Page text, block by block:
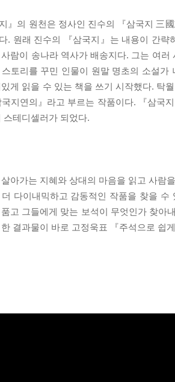
지』의 원천은 정사인 진수의 『삼국지 三
. 원래 진수의 『삼국지』는 내용이 간
람이 송나라 역사가 배송지다. 그는 여
스토리를 꾸민 인물이 원말 명초의 소설
게 읽을 수 있는 책을 쓰기 시작했다. 탁
지연의』라고 부르는 작품이다. 『삼국
스테디셀러가 되었다.
아가는 지혜와 상대의 마음을 읽고 사람
더 다이내믹하고 감동적인 작품을 찾을
고 그들에게 맞는 보석이 무엇인가 찾아
결과물이 바로 고정욱표 『주석으로 쉽